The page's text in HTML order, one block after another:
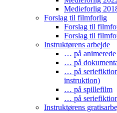
Medieforlig
Forslag til filmforlig
Forslag til
Forslag til
Instruktørens arbejde
… på
… på
… på
instruktion)
… på spillefilm
… på
Instruktørens